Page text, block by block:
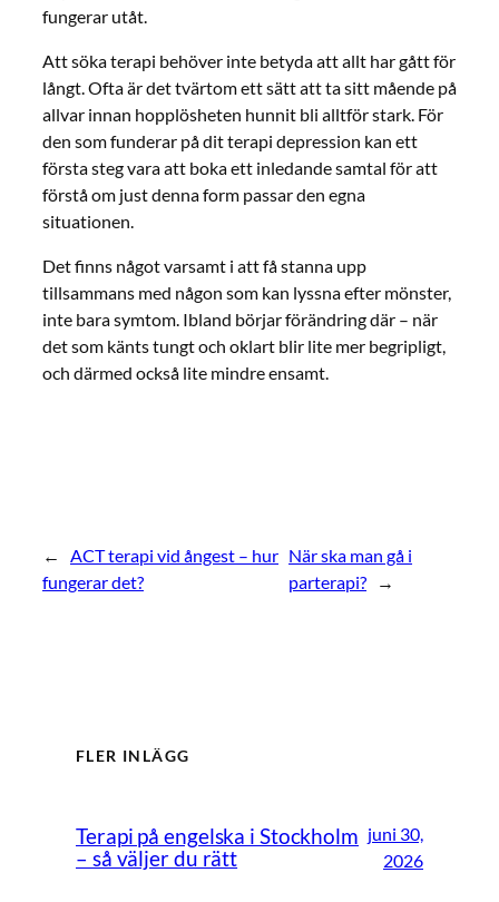
fungerar utåt.
Att söka terapi behöver inte betyda att allt har gått för
långt. Ofta är det tvärtom ett sätt att ta sitt mående på
allvar innan hopplösheten hunnit bli alltför stark. För
den som funderar på dit terapi depression kan ett
första steg vara att boka ett inledande samtal för att
förstå om just denna form passar den egna
situationen.
Det finns något varsamt i att få stanna upp
tillsammans med någon som kan lyssna efter mönster,
inte bara symtom. Ibland börjar förändring där – när
det som känts tungt och oklart blir lite mer begripligt,
och därmed också lite mindre ensamt.
←
ACT terapi vid ångest – hur
fungerar det?
När ska man gå i
parterapi?
→
FLER INLÄGG
Terapi på engelska i Stockholm
– så väljer du rätt
juni 30,
2026